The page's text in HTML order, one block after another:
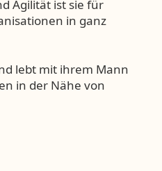
Agilität ist sie für
in ganz
lebt mit ihrem Mann
in der Nähe von